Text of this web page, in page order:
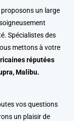
proposons un large
Spécialistes des
mettons à votre
réputées
Malibu.
vos questions
un plaisir de